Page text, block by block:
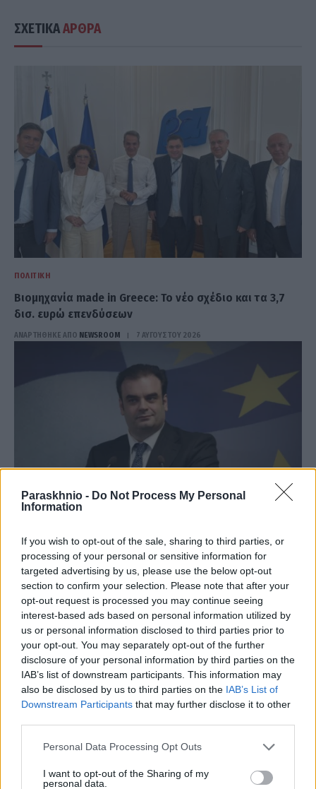
Paraskhnio - Do Not Process My Personal
Information
If you wish to opt-out of the sale, sharing to third parties, or
processing of your personal or sensitive information for
targeted advertising by us, please use the below opt-out
section to confirm your selection. Please note that after your
opt-out request is processed you may continue seeing
interest-based ads based on personal information utilized by
us or personal information disclosed to third parties prior to
your opt-out. You may separately opt-out of the further
disclosure of your personal information by third parties on the
IAB’s list of downstream participants. This information may
also be disclosed by us to third parties on the IAB’s List of
Downstream Participants that may further disclose it to other
Please note that this website/app uses one or more Google
not limited to your visit or usage behaviour. You may click to
Personal Data Processing Opt Outs
I want to opt-out of the Sharing of my
personal data.
ΣΧΕΤΙΚΑΑΡΘΡΑ
ΠΟΛΙΤΙΚΉ
Βιομηχανία made in Greece: Το νέο σχέδιο και τα 3,7
δισ. ευρώ επενδύσεων
ΑΝΑΡΤΗΘΗΚΕ ΑΠΟ NEWSROOM 7 ΑΥΓΟΎΣΤΟΥ 2026
Νέο σχέδιο για την ενεργειακή θωράκιση της χώρας: Η
Ελλάδα ζητά επέκταση της ρήτρας διαφυγής
ΑΝΑΡΤΗΘΗΚΕ ΑΠΟ NEWSROOM 6 ΑΥΓΟΎΣΤΟΥ 2026